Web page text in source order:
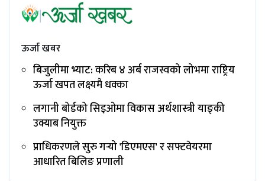
ऊर्जा खबर
बिजुलीमा भ्याट: करिब ४ अर्ब राजस्वको लोभमा राष्ट्रिय
ऊर्जा खपत लक्ष्यमै धक्का
लगानी बोर्डको सिइओमा विकास अर्थशास्त्री याङ्‌की
उक्याब नियुक्त
प्राधिकरणले सुरु गर्‍यो 'डिएमएस' र सफ्टवेयरमा
आधारित बिलिङ प्रणाली